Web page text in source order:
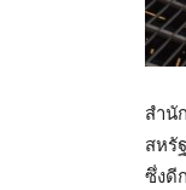
สำนั
สหรั
ซึ่งดี